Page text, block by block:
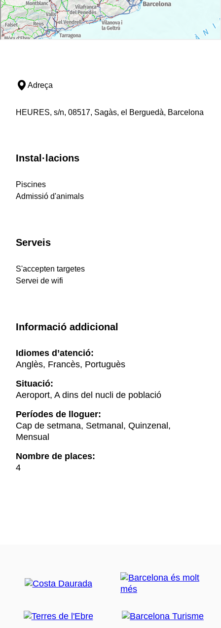
Adreça
HEURES, s/n, 08517, Sagàs, el Berguedà, Barcelona
Instal·lacions
Piscines
Admissió d'animals
Serveis
S'accepten targetes
Servei de wifi
Informació addicional
Idiomes d’atenció:
Anglès, Francès, Portuguès
Situació:
Aeroport, A dins del nucli de població
Períodes de lloguer:
Cap de setmana, Setmanal, Quinzenal,
Mensual
Nombre de places:
4